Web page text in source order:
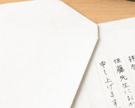
仕事の手紙の書き方
仕事の文例